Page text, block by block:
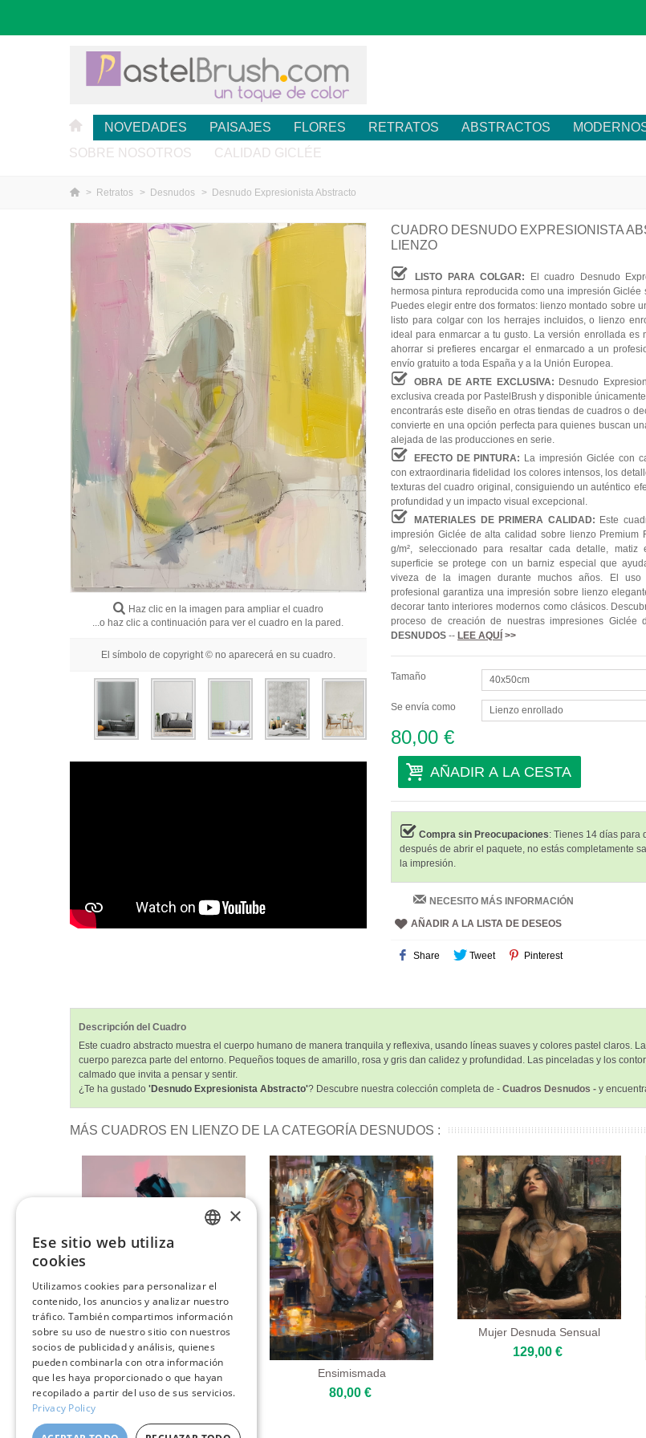
NOVEDADES PAISAJES FLORES RETRATOS ABSTRACTOS
SOBRE NOSOTROS
CALIDAD GICLÉE
> Retratos > Desnudos > Desnudo Expresionista Abstracto
Haz clic en la imagen para ampliar el cuadro
...o haz clic a continuación para ver el cuadro en la pared.
El símbolo de copyright © no aparecerá en su cuadro.
CUADRO DESNUDO EXPRESIONISTA
LIENZO
LISTO PARA COLGAR: El cuadro Desnudo
hermosa pintura reproducida como una impresión Giclée
Puedes elegir entre dos formatos: lienzo montado sobre
listo para colgar con los herrajes incluidos, o lienzo
ideal para enmarcar a tu gusto. La versión enrollada es
ahorrar si prefieres encargar el enmarcado a un
envío gratuito a toda España y a la Unión Europea.
OBRA DE ARTE EXCLUSIVA: Desnudo
exclusiva creada por PastelBrush y disponible
encontrarás este diseño en otras tiendas de cuadros o
convierte en una opción perfecta para quienes buscan
alejada de las producciones en serie.
EFECTO DE PINTURA: La impresión Giclée con
con extraordinaria fidelidad los colores intensos, los
texturas del cuadro original, consiguiendo un auténtico
profundidad y un impacto visual excepcional.
MATERIALES DE PRIMERA CALIDAD: Este
impresión Giclée de alta calidad sobre lienzo Premium
g/m², seleccionado para resaltar cada detalle,
superficie se protege con un barniz especial que
viveza de la imagen durante muchos años. El uso
profesional garantiza una impresión sobre lienzo
decorar tanto interiores modernos como clásicos.
proceso de creación de nuestras impresiones Giclée
DESNUDOS-- LEE AQUÍ>>
Tamaño 40x50cm
Se envía como Lienzo enrollado
80,00 €
AÑADIR A LA CESTA
Compra sin Preocupaciones: Tienes 14 días para
después de abrir el paquete, no estás completamente
la impresión.
NECESITO MÁS INFORMACIÓN
AÑADIR A LA LISTA DE DESEOS
Share Tweet Pinterest
Descripción del Cuadro
Este cuadro abstracto muestra el cuerpo humano de manera tranquila y reflexiva, usando líneas suaves y colores pastel claros.
cuerpo parezca parte del entorno. Pequeños toques de amarillo, rosa y gris dan calidez y profundidad. Las pinceladas y los
calmado que invita a pensar y sentir.
¿Te ha gustado 'Desnudo Expresionista Abstracto'? Descubre nuestra colección completa de - Cuadros Desnudos - y
MÁS CUADROS EN LIENZO DE LA CATEGORÍA DESNUDOS :
Contemplación Suave
80,00 €
Ensimismada
80,00 €
Mujer Desnuda Sensual
129,00 €
GERMAN
FRENCH
SPANISH
×
Ese sitio web utiliza
cookies
Utilizamos cookies para personalizar el
contenido, los anuncios y analizar nuestro
tráfico. También compartimos información
sobre su uso de nuestro sitio con nuestros
socios de publicidad y análisis, quienes
pueden combinarla con otra información
que les haya proporcionado o que hayan
recopilado a partir del uso de sus servicios.
Privacy Policy